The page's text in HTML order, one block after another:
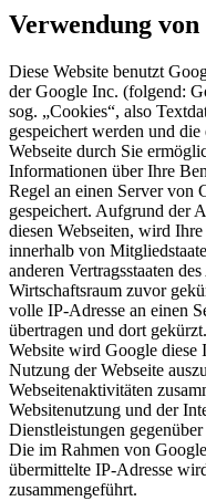
Verwendung
Diese Website benutzt
der Google Inc. (folgend:
sog. „Cookies“, also
gespeichert werden und
Webseite durch Sie
Informationen über Ihre
Regel an einen Server von
gespeichert. Aufgrund der
diesen Webseiten, wird
innerhalb von
anderen Vertragsstaaten
Wirtschaftsraum zuvor
volle IP-Adresse an einen
übertragen und dort
Website wird Google diese
Nutzung der Webseite
Webseitenaktivitäten
Websitenutzung und der
Dienstleistungen
Die im Rahmen von
übermittelte IP-Adresse
zusammengeführt.